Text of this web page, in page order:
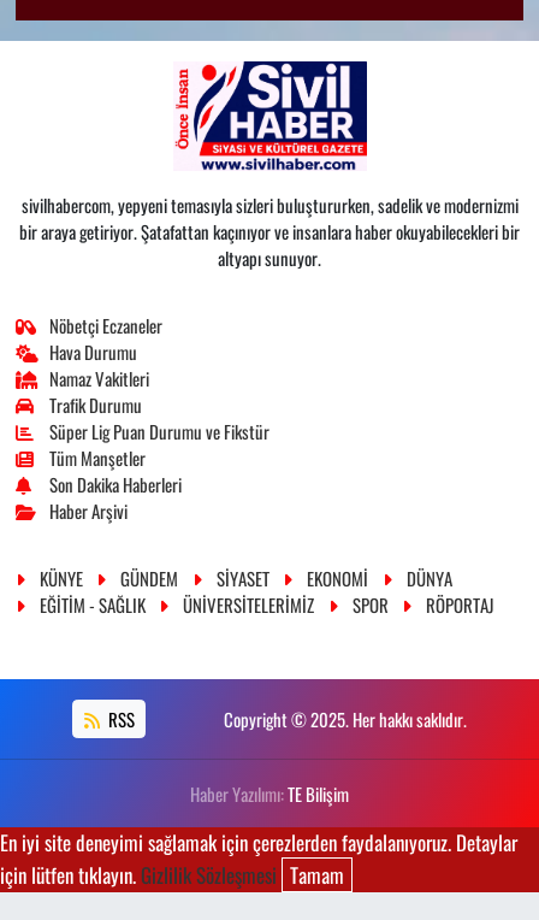
sivilhabercom, yepyeni temasıyla sizleri buluştururken, sadelik ve modernizmi
bir araya getiriyor. Şatafattan kaçınıyor ve insanlara haber okuyabilecekleri bir
altyapı sunuyor.
Nöbetçi Eczaneler
Hava Durumu
Namaz Vakitleri
Trafik Durumu
Süper Lig Puan Durumu ve Fikstür
Tüm Manşetler
Son Dakika Haberleri
Haber Arşivi
KÜNYE GÜNDEM SİYASET EKONOMİ
DÜNYA
EĞİTİM - SAĞLIK
ÜNİVERSİTELERİMİZ SPOR RÖPORTAJ
RSS Copyright © 2025. Her hakkı saklıdır.
Haber Yazılımı:TE Bilişim
En iyi site deneyimi sağlamak için çerezlerden faydalanıyoruz. Detaylar
için lütfen tıklayın.Gizlilik Sözleşmesi Tamam